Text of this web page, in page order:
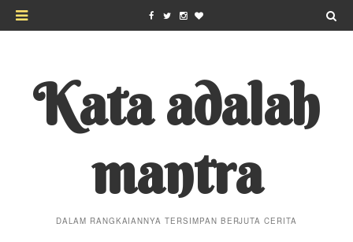
Kata adalah
mantra
DALAM RANGKAIANNYA TERSIMPAN BERJUTA CERITA